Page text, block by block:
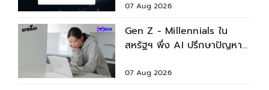
07 Aug 2026
Gen Z - Millennials ใน
สหรัฐฯ พึ่ง AI ปรึกษาปัญหา
07 Aug 2026